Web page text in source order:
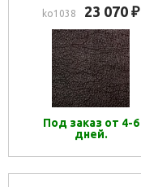
ko1038 23 070 ₽
Под заказ от 4-6
дней.